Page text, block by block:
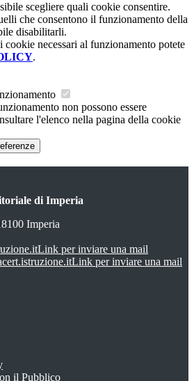
scegliere quali cookie consentire.
che consentono il funzionamento della
disabilitarli.
cookie necessari al funzionamento potete
.
non possono essere
l'elenco nella pagina della cookie
di Imperia
Imperia
Link per inviare una mail
Link per inviare una mail
il Pubblico